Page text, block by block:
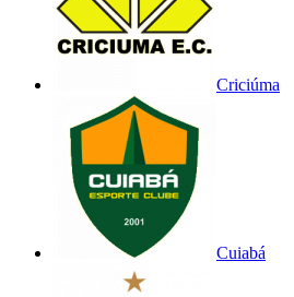
Criciúma
Cuiabá